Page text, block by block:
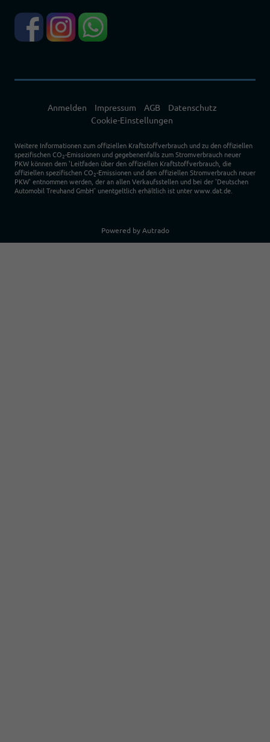
Anmelden Impressum AGB
Datenschutz
Cookie-Einstellungen
Weitere Informationen zum offiziellen Kraftstoffverbrauch und zu den offiziellen
spezifischen CO2-Emissionen und gegebenenfalls zum Stromverbrauch neuer
PKW können dem 'Leitfaden über den offiziellen Kraftstoffverbrauch, die
offiziellen spezifischen CO2-Emissionen und den offiziellen Stromverbrauch neuer
PKW' entnommen werden, der an allen Verkaufsstellen und bei der 'Deutschen
Automobil Treuhand GmbH' unentgeltlich erhältlich ist unter www.dat.de.
Powered by Autrado